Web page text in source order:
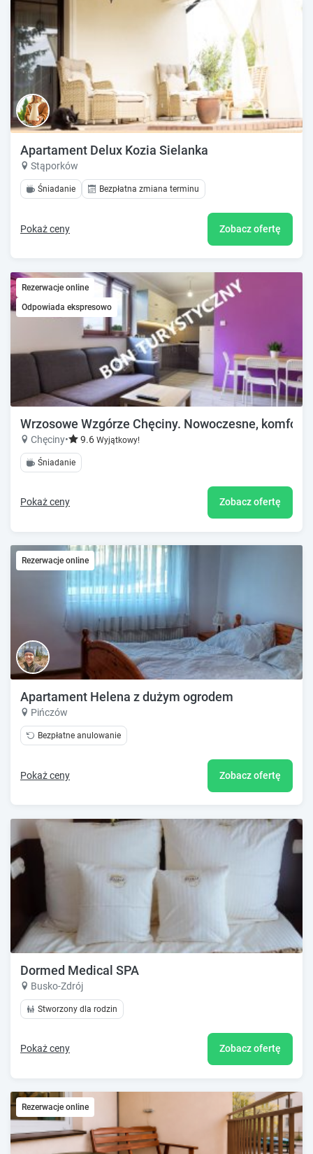
Apartament Delux Kozia Sielanka
Stąporków
Śniadanie Bezpłatna zmiana terminu
Pokaż ceny Zobacz ofertę
Rezerwacje online
Odpowiada ekspresowo
Wrzosowe Wzgórze Chęciny. Nowoczesne,
Chęciny• 9.6 Wyjątkowy!
Śniadanie
Pokaż ceny Zobacz ofertę
Rezerwacje online
Apartament Helena z dużym ogrodem
Pińczów
Bezpłatne anulowanie
Pokaż ceny Zobacz ofertę
Dormed Medical SPA
Busko-Zdrój
Stworzony dla rodzin
Pokaż ceny Zobacz ofertę
Rezerwacje online